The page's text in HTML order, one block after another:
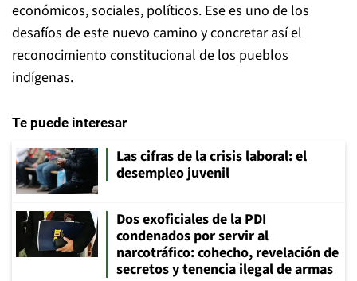
económicos, sociales, políticos. Ese es uno de los
desafíos de este nuevo camino y concretar así el
reconocimiento constitucional de los pueblos
indígenas.
Te puede interesar
Las cifras de la crisis laboral: el
desempleo juvenil
Dos exoficiales de la PDI
condenados por servir al
narcotráfico: cohecho, revelación de
secretos y tenencia ilegal de armas